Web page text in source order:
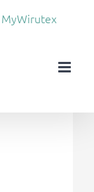
MyWirutex